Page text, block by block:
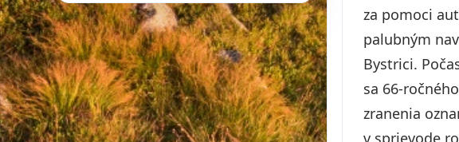
za pomoci
palubným
Bystrici.
sa 66-
zranenia
v sprievode